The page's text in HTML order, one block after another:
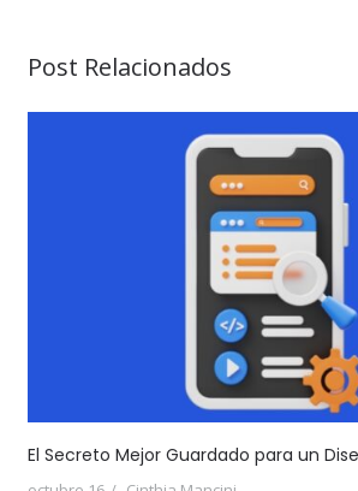
Post Relacionados
El Secreto Mejor Guardado para un